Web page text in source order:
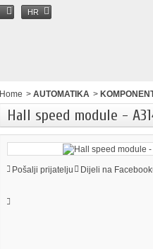
HR
Home > AUTOMATIKA >
Hall speed module -
Pošalji prijatelju Dijeli na